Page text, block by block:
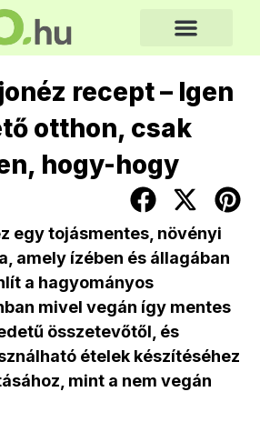
recept – Igen
otthon, csak
hogy-hogy
egy tojásmentes, növényi
amely ízében és állagában
a hagyományos
mivel vegán így mentes
összetevőtől, és
ételek készítéséhez
mint a nem vegán